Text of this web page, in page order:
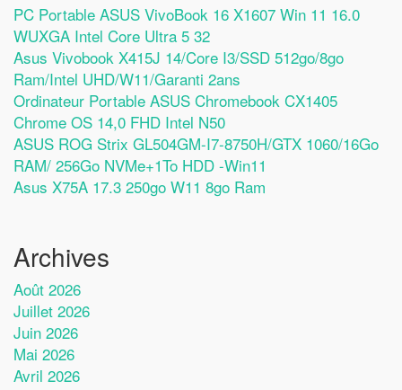
PC Portable ASUS VivoBook 16 X1607 Win 11 16.0
WUXGA Intel Core Ultra 5 32
Asus Vivobook X415J 14/Core I3/SSD 512go/8go
Ram/Intel UHD/W11/Garanti 2ans
Ordinateur Portable ASUS Chromebook CX1405
Chrome OS 14,0 FHD Intel N50
ASUS ROG Strix GL504GM-I7-8750H/GTX 1060/16Go
RAM/ 256Go NVMe+1To HDD -Win11
Asus X75A 17.3 250go W11 8go Ram
Archives
Août 2026
Juillet 2026
Juin 2026
Mai 2026
Avril 2026